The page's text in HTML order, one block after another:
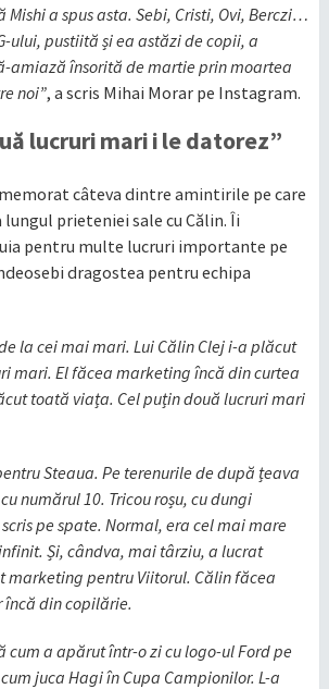
Mishi a spus asta. Sebi, Cristi, Ovi, Berczi…
ului, pustiită și ea astăzi de copii, a
amiază însorită de martie prin moartea
noi”, a scris Mihai Morar pe Instagram.
lucruri mari i le datorez”
câteva dintre amintirile pe care
prieteniei sale cu Călin. Îi
pentru multe lucruri importante pe
dragostea pentru echipa
la cei mai mari. Lui Călin Clej i-a plăcut
mari. El făcea marketing încă din curtea
toată viața. Cel puțin două lucruri mari
Steaua. Pe terenurile de după țeava
numărul 10. Tricou roșu, cu dungi
pe spate. Normal, era cel mai mare
Și, cândva, mai târziu, a lucrat
marketing pentru Viitorul. Călin făcea
din copilărie.
cum a apărut într-o zi cu logo-ul Ford pe
juca Hagi în Cupa Campionilor. L-a